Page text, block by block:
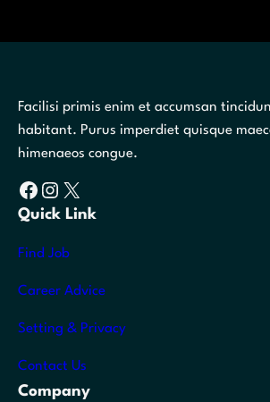
Facilisi primis enim et accumsan
habitant. Purus imperdiet quisque
himenaeos congue.
Facebook Instagram X
Quick Link
Find Job
Career Advice
Setting & Privacy
Contact Us
Company